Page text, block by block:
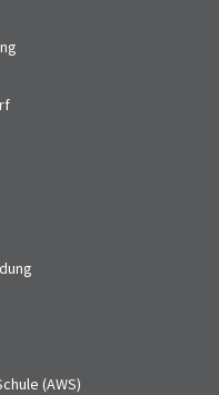
(AWS)